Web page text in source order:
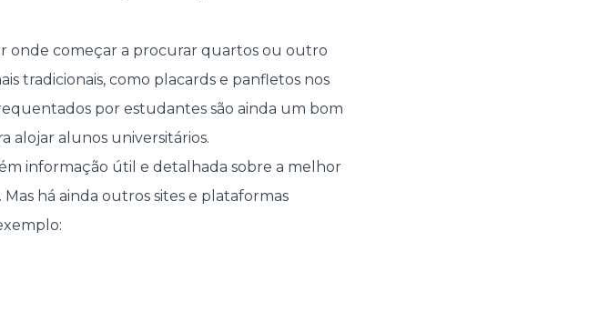
onde começar a procurar quartos ou outro
tradicionais, como placards e panfletos nos
por estudantes são ainda um bom
alojar alunos universitários.
informação útil e detalhada sobre a melhor
há ainda outros sites e plataformas